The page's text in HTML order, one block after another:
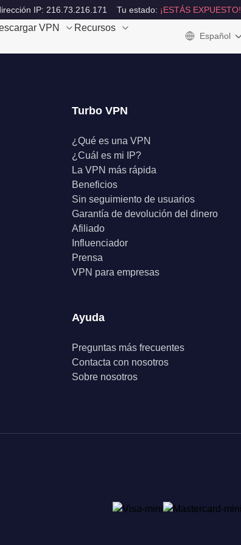
IP: 216.73.216.171 Tu estado: ¡ESTÁS EXPUESTO!
VPN
Recursos
Español
Turbo VPN
¿Qué es una VPN
¿Cuál es mi IP?
La VPN más rápida
Beneficios
Sin seguimiento de usuarios
Garantía de devolución del dinero
Afiliado
Influenciador
Prensa
VPN para empresas
Ayuda
Preguntas más frecuentes
Contacta con nosotros
Sobre nosotros